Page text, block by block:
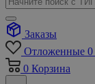
Заказы
Отложенные 0
0 Корзина